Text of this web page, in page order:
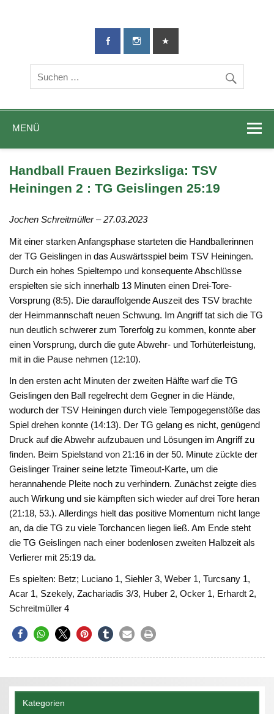
TG-Geislingen
DIE Sportadresse in Geislingen!
MENÜ
Handball Frauen Bezirksliga: TSV
Heiningen 2 : TG Geislingen 25:19
Jochen Schreitmüller – 27.03.2023
Mit einer starken Anfangsphase starteten die Handballerinnen
der TG Geislingen in das Auswärtsspiel beim TSV Heiningen.
Durch ein hohes Spieltempo und konsequente Abschlüsse
erspielten sie sich innerhalb 13 Minuten einen Drei-Tore-
Vorsprung (8:5). Die darauffolgende Auszeit des TSV brachte
der Heimmannschaft neuen Schwung. Im Angriff tat sich die TG
nun deutlich schwerer zum Torerfolg zu kommen, konnte aber
einen Vorsprung, durch die gute Abwehr- und Torhüterleistung,
mit in die Pause nehmen (12:10).
In den ersten acht Minuten der zweiten Hälfte warf die TG
Geislingen den Ball regelrecht dem Gegner in die Hände,
wodurch der TSV Heiningen durch viele Tempogegenstöße das
Spiel drehen konnte (14:13). Der TG gelang es nicht, genügend
Druck auf die Abwehr aufzubauen und Lösungen im Angriff zu
finden. Beim Spielstand von 21:16 in der 50. Minute zückte der
Geislinger Trainer seine letzte Timeout-Karte, um die
herannahende Pleite noch zu verhindern. Zunächst zeigte dies
auch Wirkung und sie kämpften sich wieder auf drei Tore heran
(21:18, 53.). Allerdings hielt das positive Momentum nicht lange
an, da die TG zu viele Torchancen liegen ließ. Am Ende steht
die TG Geislingen nach einer bodenlosen zweiten Halbzeit als
Verlierer mit 25:19 da.
Es spielten: Betz; Luciano 1, Siehler 3, Weber 1, Turcsany 1,
Acar 1, Szekely, Zachariadis 3/3, Huber 2, Ocker 1, Erhardt 2,
Schreitmüller 4
Kategorien